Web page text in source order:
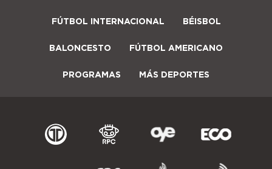
FÚTBOL INTERNACIONAL BÉISBOL
BALONCESTO FÚTBOL AMERICANO
PROGRAMAS MÁS DEPORTES